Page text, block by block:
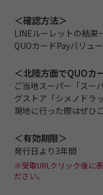
＜確認方法＞
LINEルーレットの結
QUOカードPayバリュ
＜北陸方面でQUOカ
ご当地スーパー「スー
グストア「シメノドラ
現地に行った際はぜひ
＜有効期限＞
発行日より3年間
※受取URLクリック後に
ださい。